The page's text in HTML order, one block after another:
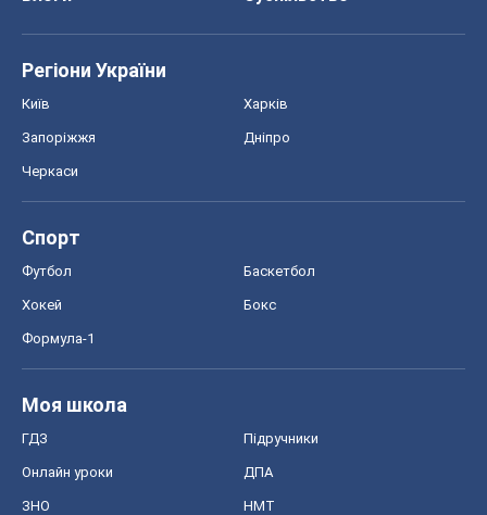
Регіони України
Київ Харків
Запоріжжя Дніпро
Черкаси
Спорт
Футбол Баскетбол
Хокей Бокс
Формула-1
Моя школа
ГДЗ Підручники
Онлайн уроки ДПА
ЗНО НМТ